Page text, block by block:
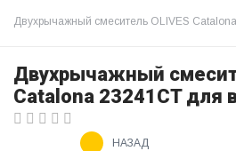
Двухрычажный смеситель OLIVES
Двухрычажный
Catalona 23241CT для
НАЗАД